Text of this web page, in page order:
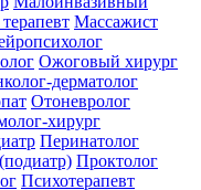
Массажист
Ожоговый хирург
дерматолог
Отоневролог
хирург
Перинатолог
Проктолог
Психотерапевт